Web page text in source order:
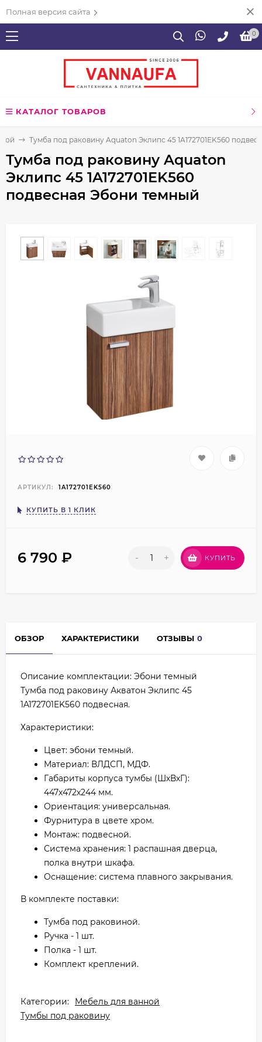
Полная версия сайта
0
КАТАЛОГ ТОВАРОВ
Тумба под раковину Aquaton Эклипс 45 1A172701EK560
Тумба под раковину Aquaton
Эклипс 45 1A172701EK560
подвесная Эбони темный
АРТИКУЛ: 1A172701EK560
КУПИТЬ В 1 КЛИК
6 790 ₽ - + КУПИТЬ
ОБЗОР ХАРАКТЕРИСТИКИ ОТЗЫВЫ 0
Описание комплектации: Эбони темный
Тумба под раковину Акватон Эклипс 45
1A172701EK560 подвесная.
Характеристики:
Цвет: эбони темный.
Материал: ВЛДСП, МДФ.
Габариты корпуса тумбы (ШхВхГ):
447х472х244 мм.
Ориентация: универсальная.
Фурнитура в цвете хром.
Монтаж: подвесной.
Система хранения: 1 распашная дверца,
полка внутри шкафа.
Оснащение: система плавного закрывания.
В комплекте поставки:
Тумба под раковиной.
Ручка - 1 шт.
Полка - 1 шт.
Комплект креплений.
Категории:
Мебель для ванной
Тумбы под раковину